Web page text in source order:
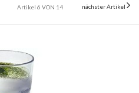
Artikel 6 VON 14 nächster Artikel